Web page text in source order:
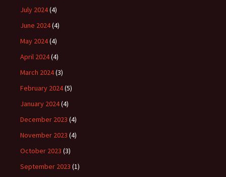
July 2024(4)
June 2024(4)
May 2024(4)
April 2024(4)
March 2024(3)
February 2024(5)
January 2024(4)
December 2023 (4)
November 2023 (4)
October 2023 (3)
September 2023 (1)